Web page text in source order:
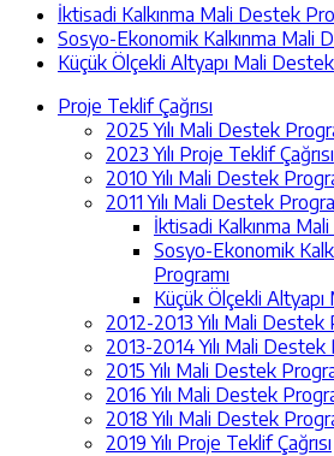
İktisadi Kalkınma Mali Destek
Sosyo-Ekonomik Kalkınma Mali
Küçük Ölçekli Altyapı Mali
Proje Teklif Çağrısı
2025 Yılı Mali Destek
2023 Yılı Proje Teklif Çağrısı
2010 Yılı Mali Destek
2011 Yılı Mali Destek
İktisadi Kalkınma
Sosyo-Ekonomik
Programı
Küçük Ölçekli
2012-2013 Yılı Mali Destek
2013-2014 Yılı Mali Destek
2015 Yılı Mali Destek
2016 Yılı Mali Destek
2018 Yılı Mali Destek
2019 Yılı Proje Teklif Çağrısı